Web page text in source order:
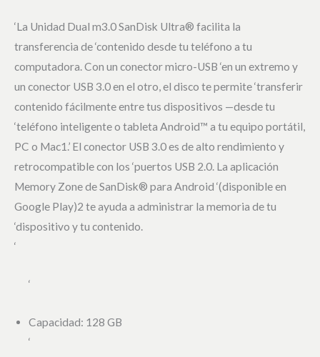
‘La Unidad Dual m3.0 SanDisk Ultra® facilita la
transferencia de ‘contenido desde tu teléfono a tu
computadora. Con un conector micro-USB ‘en un extremo y
un conector USB 3.0 en el otro, el disco te permite ‘transferir
contenido fácilmente entre tus dispositivos —desde tu
‘teléfono inteligente o tableta Android™ a tu equipo portátil,
PC o Mac1.’ El conector USB 3.0 es de alto rendimiento y
retrocompatible con los ‘puertos USB 2.0. La aplicación
Memory Zone de SanDisk® para Android ‘(disponible en
Google Play)2 te ayuda a administrar la memoria de tu
‘dispositivo y tu contenido.
‘
‘
Capacidad: 128 GB
‘